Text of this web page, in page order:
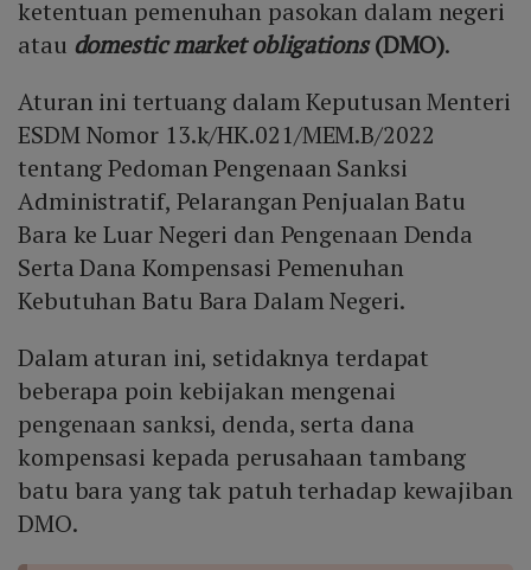
ketentuan pemenuhan pasokan dalam negeri
atau domestic market obligations(DMO).
Aturan ini tertuang dalam Keputusan Menteri
ESDM Nomor 13.k/HK.021/MEM.B/2022
tentang Pedoman Pengenaan Sanksi
Administratif, Pelarangan Penjualan Batu
Bara ke Luar Negeri dan Pengenaan Denda
Serta Dana Kompensasi Pemenuhan
Kebutuhan Batu Bara Dalam Negeri.
Dalam aturan ini, setidaknya terdapat
beberapa poin kebijakan mengenai
pengenaan sanksi, denda, serta dana
kompensasi kepada perusahaan tambang
batu bara yang tak patuh terhadap kewajiban
DMO.